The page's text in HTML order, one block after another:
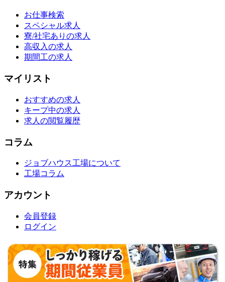
お仕事検索
スペシャル求人
寮/社宅ありの求人
高収入の求人
期間工の求人
マイリスト
おすすめの求人
キープ中の求人
求人の閲覧履歴
コラム
ジョブハウス工場について
工場コラム
アカウント
会員登録
ログイン